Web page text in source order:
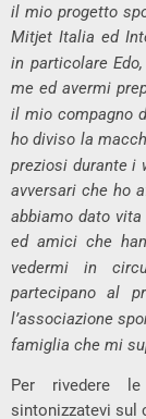
il mio progetto
Mitjet Italia ed
in particolare
me ed avermi
il mio compagno
ho diviso la
preziosi durante i
avversari che ho
abbiamo dato
ed amici che
vedermi in
partecipano al
l’associazione
famiglia che mi
Per rivedere
sintonizzatevi sul